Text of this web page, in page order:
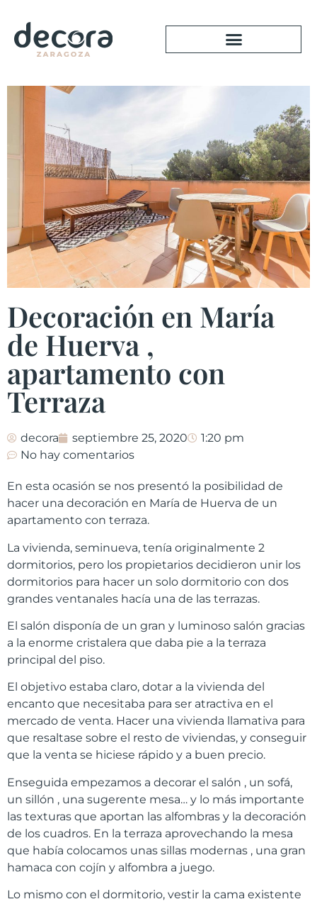
Decoración en María
de Huerva ,
apartamento con
Terraza
decora septiembre 25, 2020
1:20 pm
No hay comentarios
En esta ocasión se nos presentó la posibilidad de
hacer una decoración en María de Huerva de un
apartamento con terraza.
La vivienda, seminueva, tenía originalmente 2
dormitorios, pero los propietarios decidieron unir los
dormitorios para hacer un solo dormitorio con dos
grandes ventanales hacía una de las terrazas.
El salón disponía de un gran y luminoso salón gracias
a la enorme cristalera que daba pie a la terraza
principal del piso.
El objetivo estaba claro, dotar a la vivienda del
encanto que necesitaba para ser atractiva en el
mercado de venta. Hacer una vivienda llamativa para
que resaltase sobre el resto de viviendas, y conseguir
que la venta se hiciese rápido y a buen precio.
Enseguida empezamos a decorar el salón , un sofá,
un sillón , una sugerente mesa… y lo más importante
las texturas que aportan las alfombras y la decoración
de los cuadros. En la terraza aprovechando la mesa
que había colocamos unas sillas modernas , una gran
hamaca con cojín y alfombra a juego.
Lo mismo con el dormitorio, vestir la cama existente